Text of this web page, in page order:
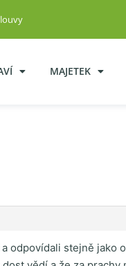
MAJETEK
odpovídali stejně jako